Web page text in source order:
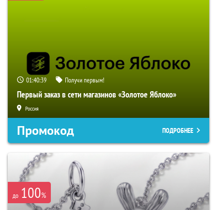
01:40:38 Получи первым!
Первый заказ в сети магазинов «Золотое Яблоко»
Россия
Промокод ПОДРОБНЕЕ
до 100%